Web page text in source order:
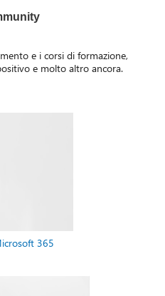
e i corsi di formazione,
e molto altro ancora.
365